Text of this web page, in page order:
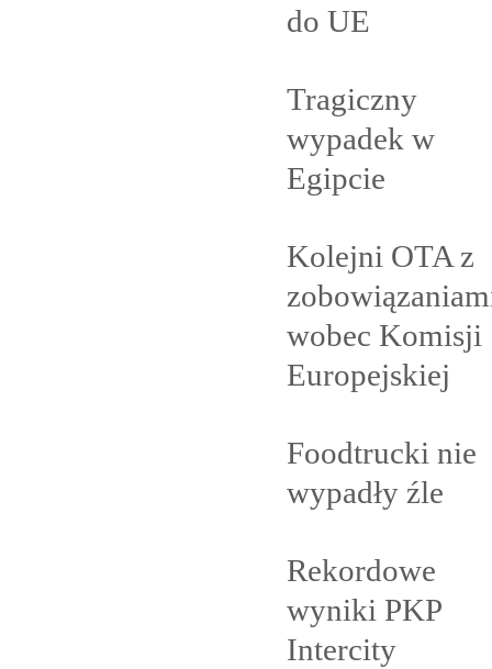
do UE
Tragiczny
wypadek w
Egipcie
Kolejni OTA z
wobec Komisji
Europejskiej
Foodtrucki nie
wypadły źle
Rekordowe
wyniki PKP
Intercity